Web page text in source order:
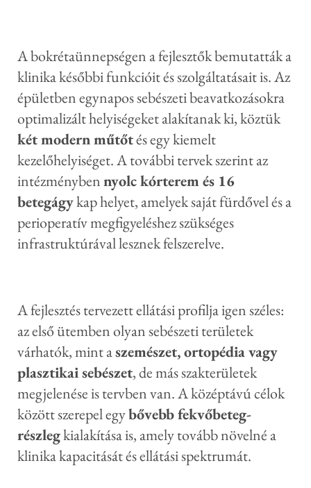
A bokrétaünnepségen a fejlesztők bemutatták a
klinika későbbi funkcióit és szolgáltatásait is. Az
épületben egynapos sebészeti beavatkozásokra
optimalizált helyiségeket alakítanak ki, köztük
két modern műtőtés egy kiemelt
kezelőhelyiséget. A további tervek szerint az
intézménybennyolc kórterem és 16
betegágykap helyet, amelyek saját fürdővel és a
perioperatív megfigyeléshez szükséges
infrastruktúrával lesznek felszerelve.
A fejlesztés tervezett ellátási profilja igen széles:
az első ütemben olyan sebészeti területek
várhatók, mint aszemészet, ortopédia vagy
plasztikai sebészet, de más szakterületek
megjelenése is tervben van. A középtávú célok
között szerepel egybővebb fekvőbeteg-
részlegkialakítása is, amely tovább növelné a
klinika kapacitását és ellátási spektrumát.